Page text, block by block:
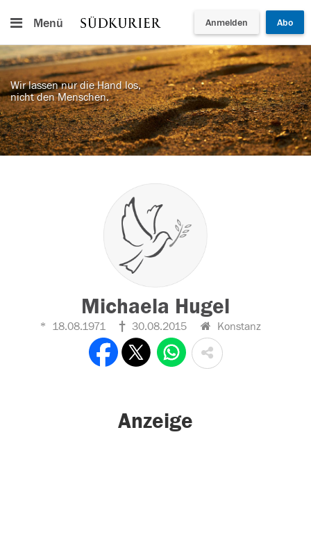
Menü Anmelden Abo
Wir lassen nur die Hand los,
nicht den Menschen.
Michaela Hugel
18.08.1971 30.08.2015 Konstanz
Anzeige